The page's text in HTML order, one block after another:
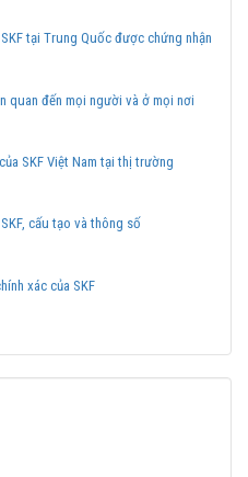
các
2312 ECP chính hãng ở
ủy quyền SKF tại Việt Nam.
SKF chính hãng, giá cạnh
hãng.
tại Trung Quốc được chứng nhận
quan đến mọi người và ở mọi nơi
SKF Việt Nam tại thị trường
cấu tạo và thông số
xác của SKF